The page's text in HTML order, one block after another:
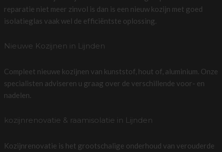
reparatie niet meer zinvol is dan is een nieuw kozijn met goed
isolatieglas vaak wel de efficiëntste oplossing.
Nieuwe Kozijnen in Lijnden
Compleet nieuwe kozijnen van kunststof, hout of, aluminium. Onze
specialisten adviseren u graag over de verschillende voor- en
nadelen.
kozijnrenovatie & raamisolatie in Lijnden
Kozijnrenovatie is het grootschalige onderhoud van verouderde